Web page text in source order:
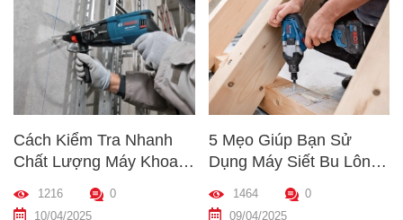
Cách Kiểm Tra Nhanh
Chất Lượng Máy Khoan
Trước Khi Mua – Hướng
Dẫn Chi Tiết Cho Người
1216
0
10/04/2025
5 Mẹo Giúp Bạn Sử
Dụng Máy Siết Bu Lông
Đúng Cách – Bền Máy,
Hiệu Quả Cao
1464
0
09/04/2025